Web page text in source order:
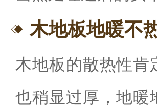
木地板地暖不
木地板的散热性肯
也稍显过厚，地暖